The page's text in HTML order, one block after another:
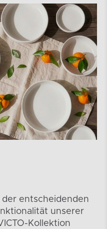
der entscheidenden
unserer
Kollektion